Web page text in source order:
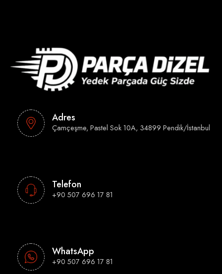
Adres
Çamçeşme, Pastel Sok 10A, 34899 Pendik/İstanbul
Telefon
+90 507 696 17 81
WhatsApp
+90 507 696 17 81